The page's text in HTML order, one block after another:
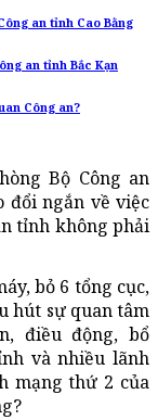
an tỉnh Cao Bằng
an tỉnh Bắc Kạn
Công an?
Bộ Công an
đổi ngắn về việc
tỉnh không phải
bỏ 6 tổng cục,
hút sự quan tâm
điều động, bổ
và nhiều lãnh
mạng thứ 2 của